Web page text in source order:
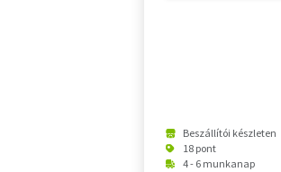
Beszállítói készleten
18 pont
4 - 6 munkanap